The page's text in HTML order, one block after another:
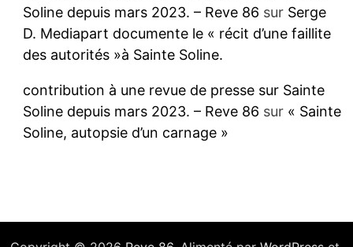
Soline depuis mars 2023. – Reve 86 sur Serge
D. Mediapart documente le « récit d’une faillite
des autorités »à Sainte Soline.
contribution à une revue de presse sur Sainte
Soline depuis mars 2023. – Reve 86 sur « Sainte
Soline, autopsie d’un carnage »